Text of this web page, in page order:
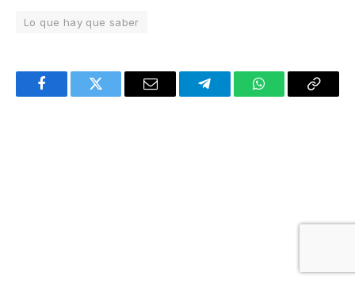
Lo que hay que saber
FacebookTwitter Email TelegramWhatsAppCopy